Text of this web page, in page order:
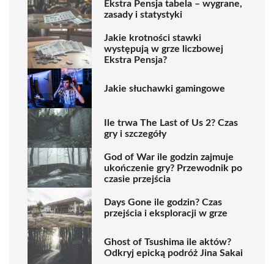
Ekstra Pensja tabela – wygrane,
zasady i statystyki
Jakie krotności stawki
występują w grze liczbowej
Ekstra Pensja?
Jakie słuchawki gamingowe
Ile trwa The Last of Us 2? Czas
gry i szczegóły
God of War ile godzin zajmuje
ukończenie gry? Przewodnik po
czasie przejścia
Days Gone ile godzin? Czas
przejścia i eksploracji w grze
Ghost of Tsushima ile aktów?
Odkryj epicką podróż Jina Sakai